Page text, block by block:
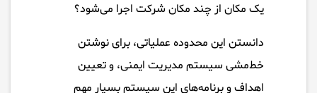
یک مکان از چند مکان شرکت اجرا می‌شود؟
دانستن این محدوده عملیاتی، برای نوشتن
خط‌مشی سیستم مدیریت ایمنی، و تعیین
اهداف و برنامه‌های این سیستم بسیار مهم